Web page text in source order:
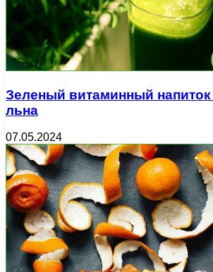
Зеленый витаминный
льна
07.05.2024